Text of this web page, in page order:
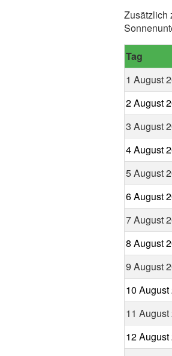
Zusätzlich
Tag
1 August
2 August
3 August
4 August
5 August
6 August
7 August
8 August
9 August
10 August
11 August
12 August